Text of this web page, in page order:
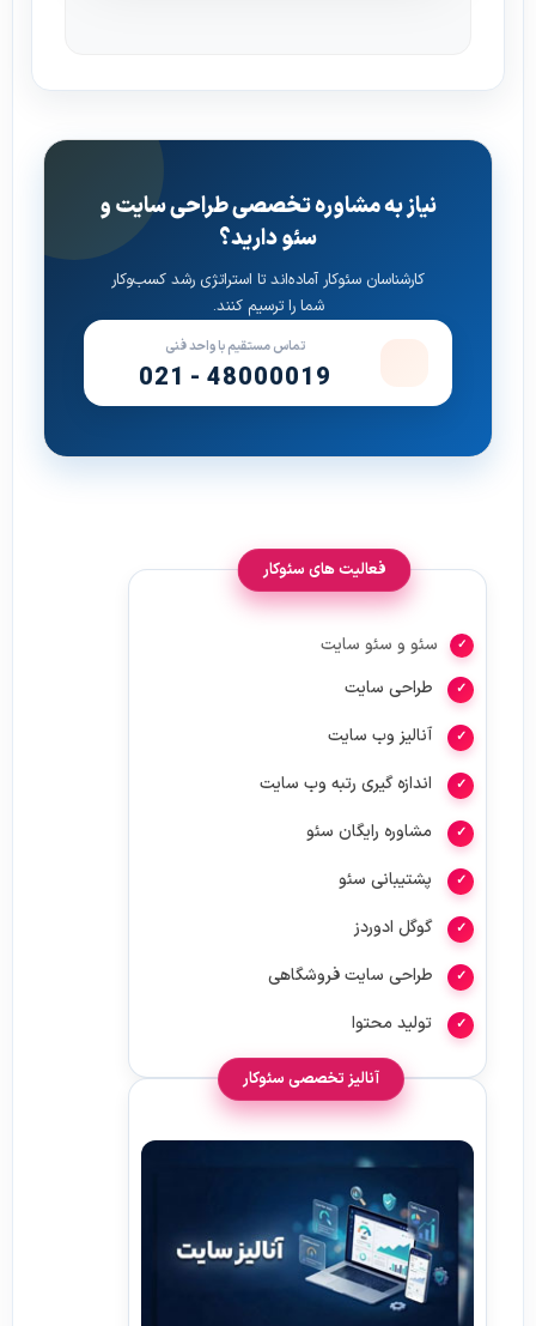
نیاز به مشاوره تخصصی طراحی سایت و
سئو دارید؟
کارشناسان سئوکار آماده‌اند تا استراتژی رشد کسب‌وکار
شما را ترسیم کنند.
تماس مستقیم با واحد فنی
021 - 48000019
فعالیت های سئوکار
سئو و سئو سایت
طراحی سایت
آنالیز وب سایت
اندازه گیری رتبه وب سایت
مشاوره رایگان سئو
پشتیبانی سئو
گوگل ادوردز
طراحی سایت فروشگاهی
تولید محتوا
آنالیز تخصصی سئوکار